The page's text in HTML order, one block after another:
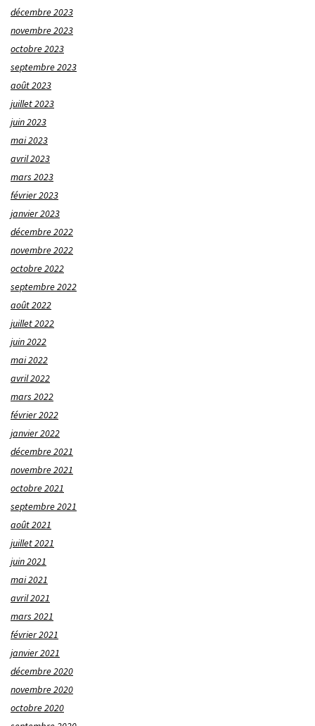
décembre 2023
novembre 2023
octobre 2023
septembre 2023
août 2023
juillet 2023
juin 2023
mai 2023
avril 2023
mars 2023
février 2023
janvier 2023
décembre 2022
novembre 2022
octobre 2022
septembre 2022
août 2022
juillet 2022
juin 2022
mai 2022
avril 2022
mars 2022
février 2022
janvier 2022
décembre 2021
novembre 2021
octobre 2021
septembre 2021
août 2021
juillet 2021
juin 2021
mai 2021
avril 2021
mars 2021
février 2021
janvier 2021
décembre 2020
novembre 2020
octobre 2020